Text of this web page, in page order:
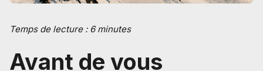
Temps de lecture : 6 minutes
Avant de vous